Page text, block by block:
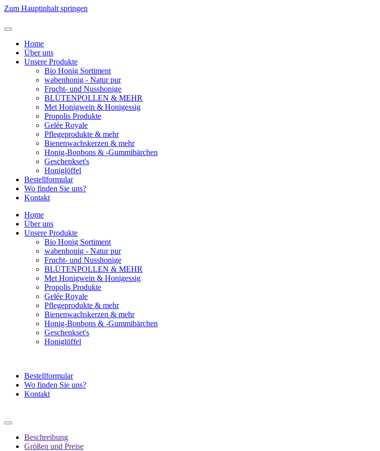
Zum Hauptinhalt springen
Home
Über uns
Unsere Produkte
Bio Honig Sortiment
wabenhonig - Natur pur
Frucht- und Nusshonige
BLÜTENPOLLEN & MEHR
Met Honigwein & Honigessig
Propolis Produkte
Gelée Royale
Pflegeprodukte & mehr
Bienenwachskerzen & mehr
Honig-Bonbons & -Gummibärchen
Geschenkset's
Honiglöffel
Bestellformular
Wo finden Sie uns?
Kontakt
Home
Über uns
Unsere Produkte
Bio Honig Sortiment
wabenhonig - Natur pur
Frucht- und Nusshonige
BLÜTENPOLLEN & MEHR
Met Honigwein & Honigessig
Propolis Produkte
Gelée Royale
Pflegeprodukte & mehr
Bienenwachskerzen & mehr
Honig-Bonbons & -Gummibärchen
Geschenkset's
Honiglöffel
Bestellformular
Wo finden Sie uns?
Kontakt
Beschreibung
Größen und Preise